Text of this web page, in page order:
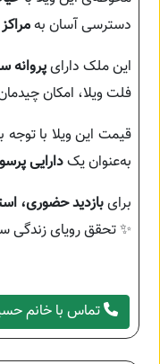
دسترسی آسان به
این ملک دارایپروانه
فلت ویلا، امکان
قیمت این ویلا با توجه
به‌عنوان یکدارایی
برایبازدید حضوری،
✨ تحقق رویای زندگی
تماس با خانم